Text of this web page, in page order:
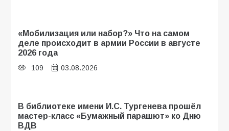
«Мобилизация или набор?» Что на самом
деле происходит в армии России в августе
2026 года
109 03.08.2026
В библиотеке имени И.С. Тургенева прошёл
мастер-класс «Бумажный парашют» ко Дню
ВДВ